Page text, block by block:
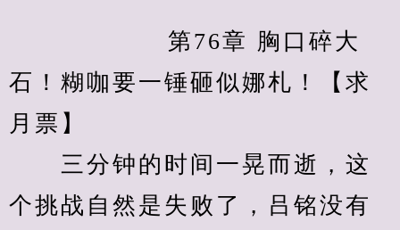
石！糊咖要一锤砸似娜札！【求
月票】
三分钟的时间一晃而逝，这
个挑战自然是失败了，吕铭没有